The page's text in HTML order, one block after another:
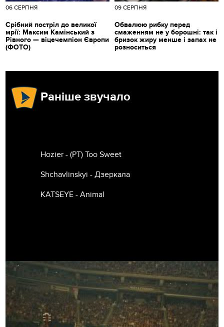
06 СЕРПНЯ
Срібний постріл до великої
мрії: Максим Камінський з
Рівного — віцечемпіон Європи
(ФОТО)
09 СЕРПНЯ
Обвалюю рибку перед
смаженням не у борошні: так і
бризок жиру менше і запах не
розноситься
Раніше звучало
Hozier - (РТ) Too Sweet
Shchavlinskyi - Дзеркала
KATSEYE - Animal